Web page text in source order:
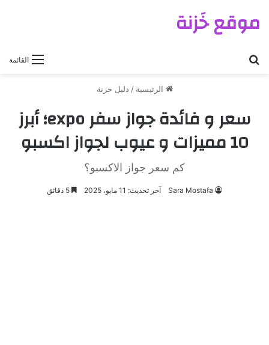
القائمة
موقع خَزنة
الرئيسية / دليل خزنة
سعر و فائدة جواز سفر expo؛ أبرز
10 مميزات و عيوب لجواز اكسبو
كم سعر جواز الاكسبو؟
Sara Mostafa آخر تحديث: 11 مايو، 2025